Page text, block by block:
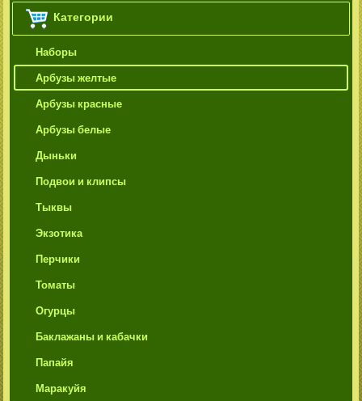
Категории
Наборы
Арбузы желтые
Арбузы красные
Арбузы белые
Дыньки
Подвои и клипсы
Тыквы
Экзотика
Перчики
Томаты
Огурцы
Баклажаны и кабачки
Папайя
Маракуйя